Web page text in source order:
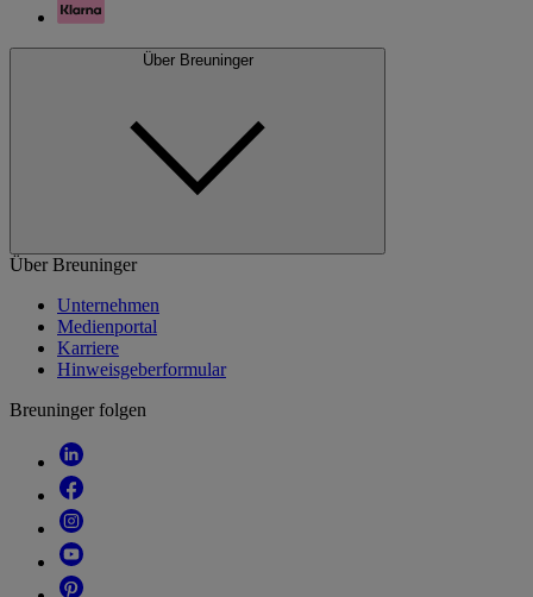
Über Breuninger
Über Breuninger
Unternehmen
Medienportal
Karriere
Hinweisgeberformular
Breuninger folgen